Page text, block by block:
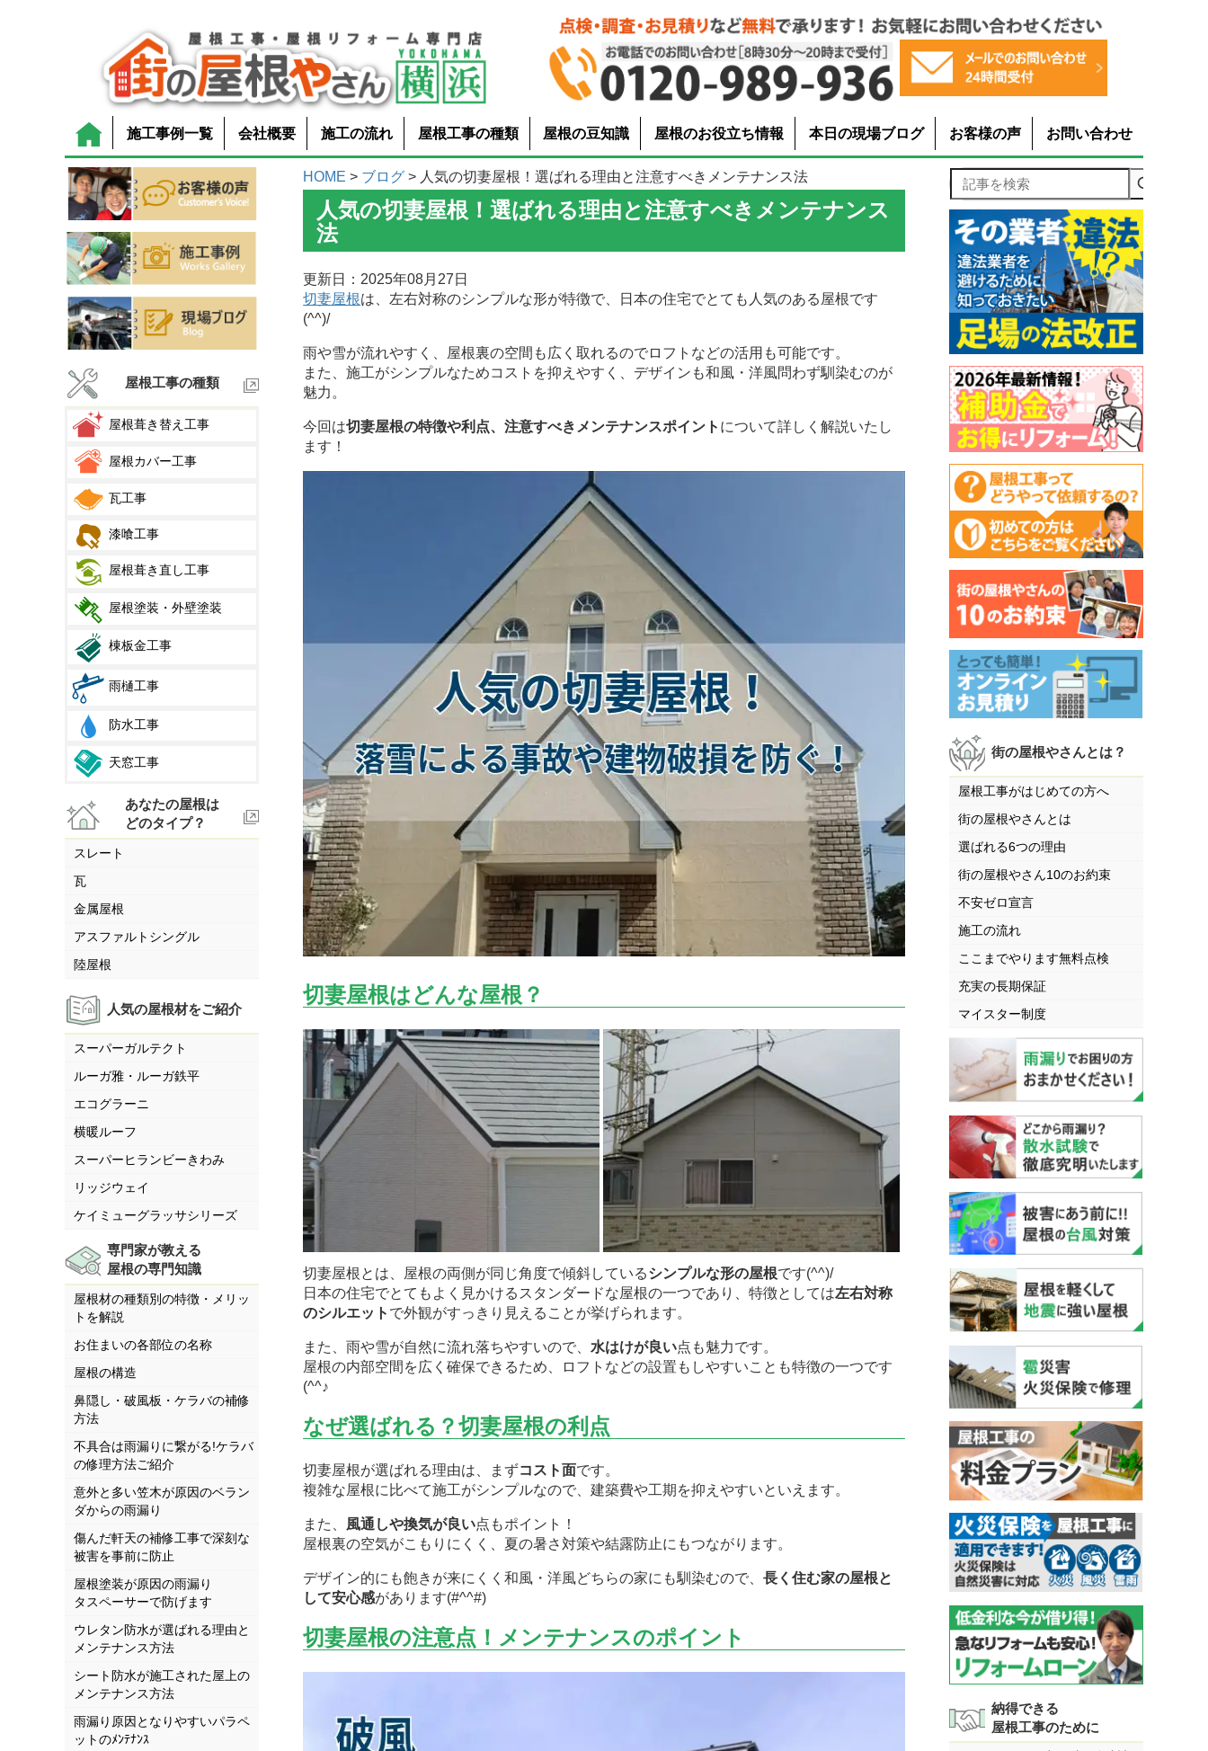
施工事例一覧 会社概要 施工の流れ 屋根工事の種類 屋根の豆知識 屋根のお役立ち情報 本日の現場ブログ お客様の声 お問い合わせ
屋根工事の種類
屋根葺き替え工事
屋根カバー工事
瓦工事
漆喰工事
屋根葺き直し工事
屋根塗装・外壁塗装
棟板金工事
雨樋工事
防水工事
天窓工事
あなたの屋根は
どのタイプ？
スレート
瓦
金属屋根
アスファルトシングル
陸屋根
人気の屋根材をご紹介
スーパーガルテクト
ルーガ雅・ルーガ鉄平
エコグラーニ
横暖ルーフ
スーパーヒランビーきわみ
リッジウェイ
ケイミューグラッサシリーズ
専門家が教える
屋根の専門知識
屋根材の種類別の特徴・メリッ
トを解説
お住まいの各部位の名称
屋根の構造
鼻隠し・破風板・ケラバの補修
方法
不具合は雨漏りに繋がる!ケラバ
の修理方法ご紹介
意外と多い笠木が原因のベラン
ダからの雨漏り
傷んだ軒天の補修工事で深刻な
被害を事前に防止
屋根塗装が原因の雨漏り
タスペーサーで防げます
ウレタン防水が選ばれる理由と
メンテナンス方法
シート防水が施工された屋上の
メンテナンス方法
雨漏り原因となりやすいパラペ
ットのﾒﾝﾃﾅﾝｽ
HOME > ブログ > 人気の切妻屋根！選ばれる理由と注意すべきメンテナンス法
人気の切妻屋根！選ばれる理由と注意すべきメンテナンス
法
更新日：2025年08月27日
切妻屋根は、左右対称のシンプルな形が特徴で、日本の住宅でとても人気のある屋根です
(^^)/
雨や雪が流れやすく、屋根裏の空間も広く取れるのでロフトなどの活用も可能です。
また、施工がシンプルなためコストを抑えやすく、デザインも和風・洋風問わず馴染むのが
魅力。
今回は切妻屋根の特徴や利点、注意すべきメンテナンスポイント について詳しく解説いたし
ます！
切妻屋根はどんな屋根？
切妻屋根とは、屋根の両側が同じ角度で傾斜しているシンプルな形の屋根です(^^)/
日本の住宅でとてもよく見かけるスタンダードな屋根の一つであり、特徴としては左右対称
のシルエット で外観がすっきり見えることが挙げられます。
また、雨や雪が自然に流れ落ちやすいので、 水はけが良い点も魅力です。
屋根の内部空間を広く確保できるため、ロフトなどの設置もしやすいことも特徴の一つです
(^^♪
なぜ選ばれる？切妻屋根の利点
切妻屋根が選ばれる理由は、まずコスト面です。
複雑な屋根に比べて施工がシンプルなので、建築費や工期を抑えやすいといえます。
また、 風通しや換気が良い点もポイント！
屋根裏の空気がこもりにくく、夏の暑さ対策や結露防止にもつながります。
デザイン的にも飽きが来にくく和風・洋風どちらの家にも馴染むので、長く住む家の屋根と
して安心感があります(#^^#)
切妻屋根の注意点！メンテナンスのポイント
記事を検索
街の屋根やさんとは？
屋根工事がはじめての方へ
街の屋根やさんとは
選ばれる6つの理由
街の屋根やさん10のお約束
不安ゼロ宣言
施工の流れ
ここまでやります無料点検
充実の長期保証
マイスター制度
納得できる
屋根工事のために